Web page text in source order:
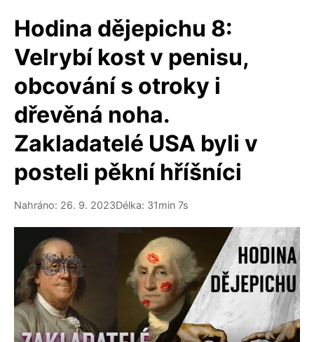
Hodina dějepichu 8:
Velrybí kost v penisu,
obcování s otroky i
dřevěná noha.
Zakladatelé USA byli v
posteli pěkní hříšníci
Nahráno: 26. 9. 2023Délka: 31min 7s